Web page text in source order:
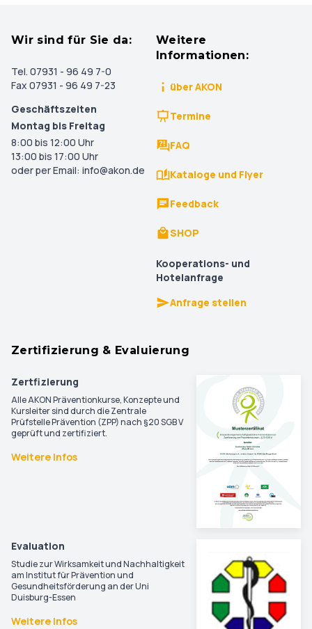
Wir sind für Sie da:
Tel. 07931 - 96 49 7-0
Fax 07931 - 96 49 7-23
Geschäftszeiten
Montag bis Freitag
8:00 bis 12:00 Uhr
13:00 bis 17:00 Uhr
oder per Email: info@akon.de
Weitere
Informationen:
über AKON
Termine
FAQ
Kataloge und Flyer
Feedback
SHOP
Kooperations- und
Hotelanfrage
Anfrage stellen
Zertifizierung & Evaluierung
Zertfizierung
Alle AKON Präventionkurse, Konzepte und
Kursleiter sind durch die Zentrale
Prüfstelle Prävention (ZPP) nach §20 SGB V
geprüft und zertifiziert.
Weitere Infos
Evaluation
Studie zur Wirksamkeit und Nachhaltigkeit
am Institut für Prävention und
Gesundheitsförderung an der Uni
Duisburg-Essen
Weitere Infos